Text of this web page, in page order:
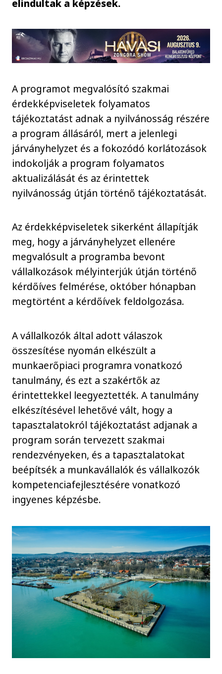
elindultak a képzések.
A programot megvalósító szakmai
érdekképviseletek folyamatos
tájékoztatást adnak a nyilvánosság részére
a program állásáról, mert a jelenlegi
járványhelyzet és a fokozódó korlátozások
indokolják a program folyamatos
aktualizálását és az érintettek
nyilvánosság útján történő tájékoztatását.
Az érdekképviseletek sikerként állapítják
meg, hogy a járványhelyzet ellenére
megvalósult a programba bevont
vállalkozások mélyinterjúk útján történő
kérdőíves felmérése, október hónapban
megtörtént a kérdőívek feldolgozása.
A vállalkozók által adott válaszok
összesítése nyomán elkészült a
munkaerőpiaci programra vonatkozó
tanulmány, és ezt a szakértők az
érintettekkel leegyeztették. A tanulmány
elkészítésével lehetővé vált, hogy a
tapasztalatokról tájékoztatást adjanak a
program során tervezett szakmai
rendezvényeken, és a tapasztalatokat
beépítsék a munkavállalók és vállalkozók
kompetenciafejlesztésére vonatkozó
ingyenes képzésbe.